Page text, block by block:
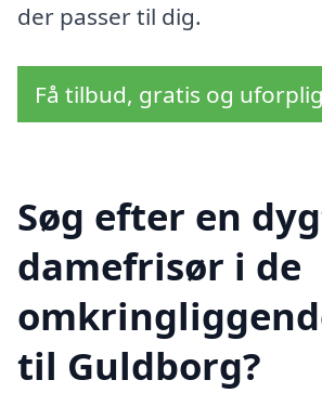
der passer til dig.
Få tilbud, gratis og
Søg efter en
damefrisør i de
til Guldborg?